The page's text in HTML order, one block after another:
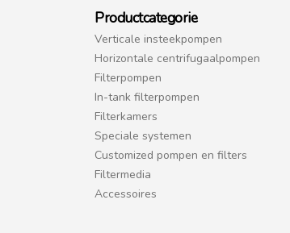
Productcategorie
Verticale insteekpompen
Horizontale centrifugaalpompen
Filterpompen
In-tank filterpompen
Filterkamers
Speciale systemen
Customized pompen en filters
Filtermedia
Accessoires